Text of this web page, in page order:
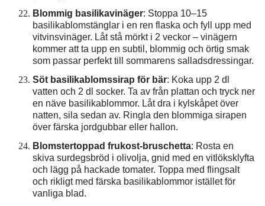
Blommig basilikavinäger: Stoppa 10–15
basilikablomstänglar i en ren flaska och fyll upp med
vitvinsvinäger. Låt stå mörkt i 2 veckor – vinägern
kommer att ta upp en subtil, blommig och örtig smak
som passar perfekt till sommarens salladsdressingar.
Söt basilikablomssirap för bär: Koka upp 2 dl
vatten och 2 dl socker. Ta av från plattan och tryck ner
en näve basilikablommor. Låt dra i kylskåpet över
natten, sila sedan av. Ringla den blommiga sirapen
över färska jordgubbar eller hallon.
Blomstertoppad frukost-bruschetta: Rosta en
skiva surdegsbröd i olivolja, gnid med en vitlöksklyfta
och lägg på hackade tomater. Toppa med flingsalt
och rikligt med färska basilikablommor istället för
vanliga blad.